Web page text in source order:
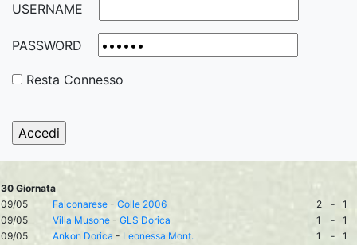
USERNAME
PASSWORD
Resta Connesso
30 Giornata
09/05
Falconarese - Colle 2006 2 -
1
09/05
Villa Musone - GLS Dorica 1 -
1
09/05
Ankon Dorica - Leonessa Mont. 1 -
1